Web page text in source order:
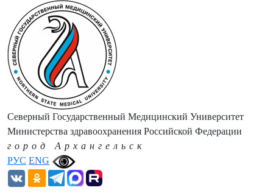
РУС ENG
Северный Государственный Медицинский Университет
Министерства здравоохранения Российской Федерации
город Архангельск